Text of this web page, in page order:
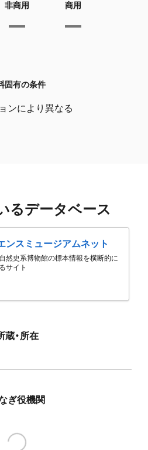
非商用 商用
固有の条件
ンにより異なる
るデータベース
ンスミュージアムネット
然史系博物館の標本情報を横断的に
サイト
蔵・所在
ぎ役機関